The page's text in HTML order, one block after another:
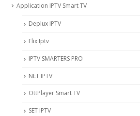
Application IPTV Smart TV
Deplux IPTV
Flix Iptv
IPTV SMARTERS PRO
NET IPTV
OttPlayer Smart TV
SET IPTV